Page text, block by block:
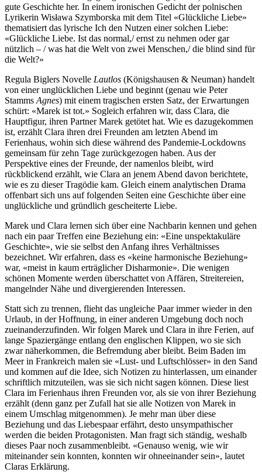
gute Geschichte her. In einem ironischen Gedicht der polnischen
Lyrikerin Wisława Szymborska mit dem Titel «Glückliche Liebe»
thematisiert das lyrische Ich den Nutzen einer solchen Liebe:
«Glückliche Liebe. Ist das normal,/ ernst zu nehmen oder gar
nützlich – / was hat die Welt von zwei Menschen,/ die blind sind für
die Welt?»
Regula Biglers Novelle Lautlos (Königshausen & Neuman) handelt
von einer unglücklichen Liebe und beginnt (genau wie Peter
Stamms Agnes) mit einem tragischen ersten Satz, der Erwartungen
schürt: «Marek ist tot.» Sogleich erfahren wir, dass Clara, die
Hauptfigur, ihren Partner Marek getötet hat. Wie es dazugekommen
ist, erzählt Clara ihren drei Freunden am letzten Abend im
Ferienhaus, wohin sich diese während des Pandemie-Lockdowns
gemeinsam für zehn Tage zurückgezogen haben. Aus der
Perspektive eines der Freunde, der namenlos bleibt, wird
rückblickend erzählt, wie Clara an jenem Abend davon berichtete,
wie es zu dieser Tragödie kam. Gleich einem analytischen Drama
offenbart sich uns auf folgenden Seiten eine Geschichte über eine
unglückliche und gründlich gescheiterte Liebe.
Marek und Clara lernen sich über eine Nachbarin kennen und gehen
nach ein paar Treffen eine Beziehung ein: «Eine unspektakuläre
Geschichte», wie sie selbst den Anfang ihres Verhältnisses
bezeichnet. Wir erfahren, dass es «keine harmonische Beziehung»
war, «meist in kaum erträglicher Disharmonie». Die wenigen
schönen Momente werden überschattet von Affären, Streitereien,
mangelnder Nähe und divergierenden Interessen.
Statt sich zu trennen, flieht das ungleiche Paar immer wieder in den
Urlaub, in der Hoffnung, in einer anderen Umgebung doch noch
zueinanderzufinden. Wir folgen Marek und Clara in ihre Ferien, auf
lange Spaziergänge entlang den englischen Klippen, wo sie sich
zwar näherkommen, die Befremdung aber bleibt. Beim Baden im
Meer in Frankreich malen sie «Lust- und Luftschlösser» in den Sand
und kommen auf die Idee, sich Notizen zu hinterlassen, um einander
schriftlich mitzuteilen, was sie sich nicht sagen können. Diese liest
Clara im Ferienhaus ihren Freunden vor, als sie von ihrer Beziehung
erzählt (denn ganz per Zufall hat sie alle Notizen von Marek in
einem Umschlag mitgenommen). Je mehr man über diese
Beziehung und das Liebespaar erfährt, desto unsympathischer
werden die beiden Protagonisten. Man fragt sich ständig, weshalb
dieses Paar noch zusammenbleibt. «Genauso wenig, wie wir
miteinander sein konnten, konnten wir ohneeinander sein», lautet
Claras Erklärung.